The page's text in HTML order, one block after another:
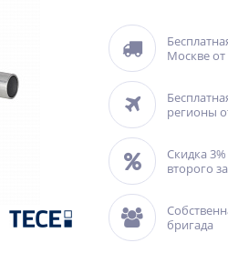
Москве от
регионы
Скидка
второго
бригада